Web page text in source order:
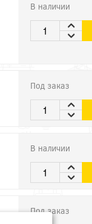
В наличии
Под заказ
В наличии
Под заказ